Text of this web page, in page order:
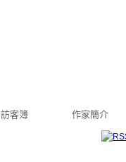
訪客簿 作家簡介